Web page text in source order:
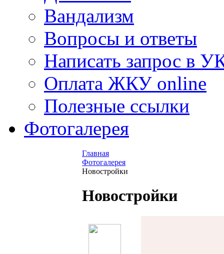
Вандализм
Вопросы и ответы
Написать запрос в
Оплата ЖКУ online
Полезные ссылки
Фотогалерея
Главная
Фотогалерея
Новостройки
Новостройки